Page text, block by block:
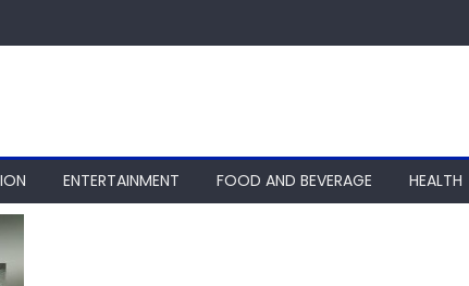
ENTERTAINMENT FOOD AND BEVERAGE HEALTH